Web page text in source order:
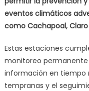
eventos climáticos
como Cachapoal, Claro
Estas estaciones
monitoreo
información en tiempo
tempranas y el